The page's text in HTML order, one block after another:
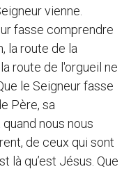
vienne.
fasse comprendre
la route de la
route de l'orgueil ne
le Seigneur fasse
Père, sa
nous nous
de ceux qui sont
là qu’est Jésus. Que